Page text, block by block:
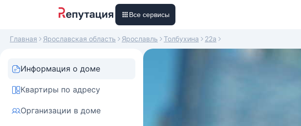
Все сервисы
Главная Ярославская область Ярославль Толбухина 22а
Информация о доме
Квартиры по адресу
Организации в доме